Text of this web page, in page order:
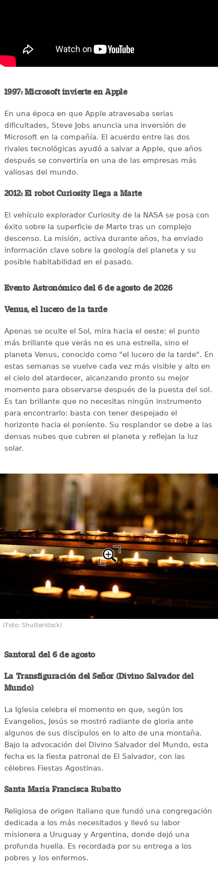
1997: Microsoft invierte en Apple
En una época en que Apple atravesaba serias
dificultades, Steve Jobs anuncia una inversión de
Microsoft en la compañía. El acuerdo entre las dos
rivales tecnológicas ayudó a salvar a Apple, que años
después se convertiría en una de las empresas más
valiosas del mundo.
2012: El robot Curiosity llega a Marte
El vehículo explorador Curiosity de la NASA se posa con
éxito sobre la superficie de Marte tras un complejo
descenso. La misión, activa durante años, ha enviado
información clave sobre la geología del planeta y su
posible habitabilidad en el pasado.
Evento Astronómico del 6 de agosto de 2026
Venus, el lucero de la tarde
Apenas se oculte el Sol, mira hacia el oeste: el punto
más brillante que verás no es una estrella, sino el
planeta Venus, conocido como "el lucero de la tarde". En
estas semanas se vuelve cada vez más visible y alto en
el cielo del atardecer, alcanzando pronto su mejor
momento para observarse después de la puesta del sol.
Es tan brillante que no necesitas ningún instrumento
para encontrarlo: basta con tener despejado el
horizonte hacia el poniente. Su resplandor se debe a las
densas nubes que cubren el planeta y reflejan la luz
solar.
(Foto: Shutterstock)
Santoral del 6 de agosto
La Transfiguración del Señor (Divino Salvador del
Mundo)
La Iglesia celebra el momento en que, según los
Evangelios, Jesús se mostró radiante de gloria ante
algunos de sus discípulos en lo alto de una montaña.
Bajo la advocación del Divino Salvador del Mundo, esta
fecha es la fiesta patronal de El Salvador, con las
célebres Fiestas Agostinas.
Santa María Francisca Rubatto
Religiosa de origen italiano que fundó una congregación
dedicada a los más necesitados y llevó su labor
misionera a Uruguay y Argentina, donde dejó una
profunda huella. Es recordada por su entrega a los
pobres y los enfermos.